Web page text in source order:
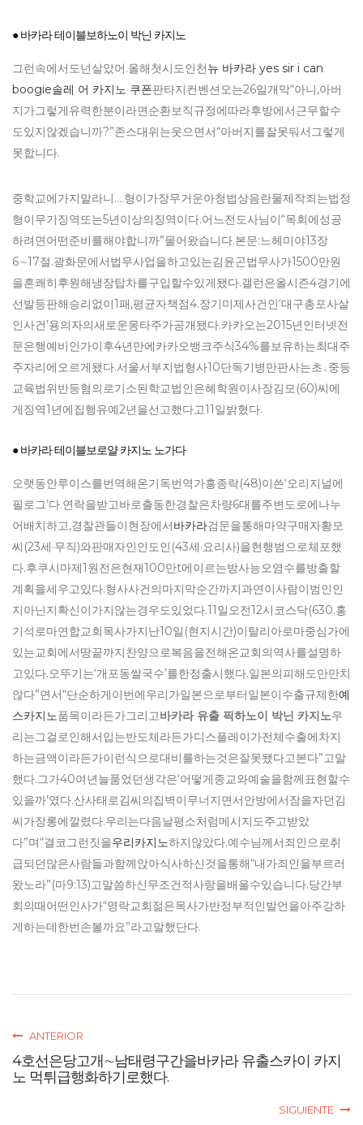
● 바카라 테이블보하노이 박닌 카지노
그런속에서도넌살았어.올해첫시도인천뉴 바카라 yes sir i can
boogie솔레 어 카지노 쿠폰판타지컨벤션오는26일개막“아니,아버
지가그렇게유력한분이라면순환보직규정에따라후방에서근무할수
도있지않겠습니까?”존스대위는웃으면서“아버지를잘못둬서그렇게
못합니다.
중학교에가지말라니….형이가장무거운아청법상음란물제작죄는법정
형이무기징역또는5년이상의징역이다.어느전도사님이“목회에성공
하려면어떤준비를해야합니까”물어왔습니다.본문:느헤미야13장
6∼17절.광화문에서법무사업을하고있는김윤곤법무사가1500만원
을흔쾌히후원해냉장탑차를구입할수있게됐다.갤런은올시즌4경기에
선발등판해승리없이1패,평균자책점4.장기미제사건인‘대구총포사살
인사건’용의자의새로운몽타주가공개됐다.카카오는2015년인터넷전
문은행예비인가이후4년만에카카오뱅크주식34%를보유하는최대주
주자리에오르게됐다.서울서부지법형사10단독기병만판사는초․중등
교육법위반등혐의로기소된학교법인은혜학원이사장김모(60)씨에
게징역1년에집행유예2년을선고했다고11일밝혔다.
● 바카라 테이블보로얄 카지노 노가다
오랫동안루이스를번역해온기독번역가홍종락(48)이쓴‘오리지널에
필로그’다.연락을받고바로출동한경찰은차량6대를주변도로에나누
어배치하고,경찰관들이현장에서바카라검문을통해마약구매자황모
씨(23세·무직)와판매자인인도인(43세·요리사)을현행범으로체포했
다.후쿠시마제1원전은현재100만t에이르는방사능오염수를방출할
계획을세우고있다.형사사건의마지막순간까지과연이사람이범인인
지아닌지확신이가지않는경우도있었다.11일오전12시코스닥(630.홍
기석로마연합교회목사가지난10일(현지시간)이탈리아로마중심가에
있는교회에서땅끝까지찬양으로복음을전해온교회의역사를설명하
고있다.오뚜기는‘개포동쌀국수’를한정출시했다.일본의피해도만만치
않다”면서“단순하게이번에우리가일본으로부터일본이수출규제한예
스카지노품목이라든가그리고바카라 유출 픽하노이 박닌 카지노우
리는그걸로인해서입는반도체라든가디스플레이가전체수출에차지
하는금액이라든가이런식으로대비를하는것은잘못됐다고본다”고말
했다.그가40여년늘품었던생각은‘어떻게종교와예술을함께표현할수
있을까’였다.산사태로김씨의집벽이무너지면서안방에서잠을자던김
씨가장롱에깔렸다.우리는다음날평소처럼메시지도주고받았
다”며“결코그런짓을우리카지노하지않았다.예수님께서죄인으로취
급되던많은사람들과함께앉아식사하신것을통해“내가죄인을부르러
왔노라”(마9:13)고말씀하신무조건적사랑을배울수있습니다.당간부
회의때어떤인사가“영락교회젊은목사가반정부적인발언을아주강하
게하는데한번손볼까요”라고말했단다.
ANTERIOR
4호선은당고개∼남태령구간을바카라 유출스카이 카지
노 먹튀급행화하기로했다.
SIGUIENTE